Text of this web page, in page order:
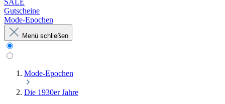
SALE
Gutscheine
Mode-Epochen
Menü schließen
Mode-Epochen
Die 1930er Jahre